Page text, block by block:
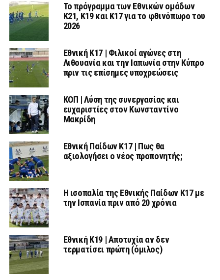
Το πρόγραμμα των Εθνικών ομάδων
Κ21, Κ19 και Κ17 για το φθινόπωρο του
2026
Εθνική K17 | Φιλικοί αγώνες στη
Λιθουανία και την Ιαπωνία στην Κύπρο
πριν τις επίσημες υποχρεώσεις
ΚΟΠ | Λύση της συνεργασίας και
ευχαριστίες στον Κωνσταντίνο
Μακρίδη
Εθνική Παίδων Κ17 | Πως θα
αξιολογήσει ο νέος προπονητής;
Η ισοπαλία της Εθνικής Παίδων Κ17 με
την Ισπανία πριν από 20 χρόνια
Εθνική Κ19 | Αποτυχία αν δεν
τερματίσει πρώτη (όμιλος)